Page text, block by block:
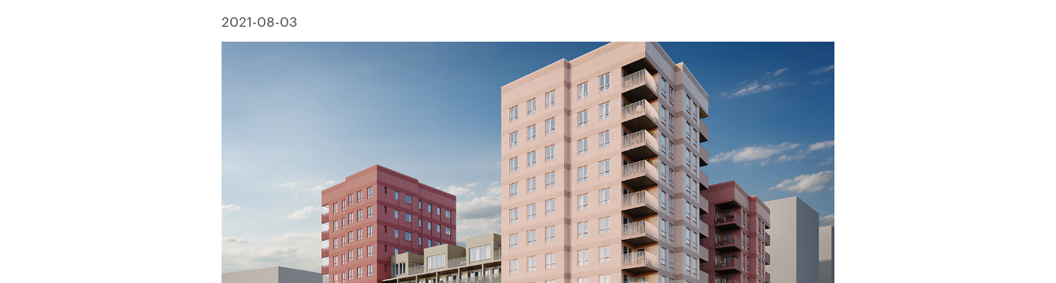
2021-08-03